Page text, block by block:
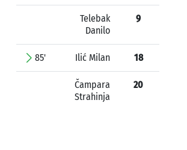
Telebak
Danilo
9
85' Ilić Milan 18
Čampara
Strahinja
20